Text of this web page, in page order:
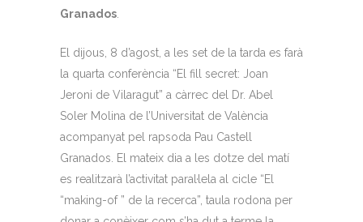
Granados
El dijous, 8 d’agost, a les set de la tarda es farà
la quarta conferència “El fill secret: Joan
Jeroni de Vilaragut” a càrrec del Dr. Abel
Soler Molina de l’Universitat de València
acompanyat pel rapsoda Pau Castell
Granados. El mateix dia a les dotze del matí
es realitzarà l’activitat paral·lela al cicle “El
“making-of ” de la recerca”, taula rodona per